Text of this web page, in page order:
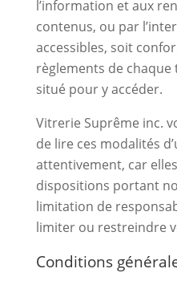
l’information et aux
contenus, ou par
accessibles, soit
règlements de
situé pour y accéder.
Vitrerie Suprême inc.
de lire ces modalités
attentivement, car
dispositions portant
limitation de
limiter ou restreindre
Conditions